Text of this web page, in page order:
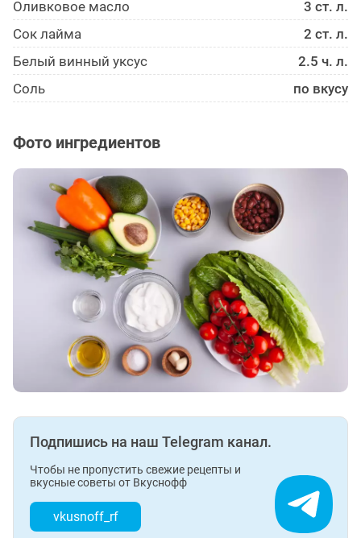
Оливковое масло
3 ст. л.
Сок лайма
2 ст. л.
Белый винный уксус
2.5 ч. л.
Соль
по вкусу
Фото ингредиентов
Подпишись на наш Telegram канал.
Чтобы не пропустить свежие рецепты и
вкусные советы от Вкуснофф
vkusnoff_rf